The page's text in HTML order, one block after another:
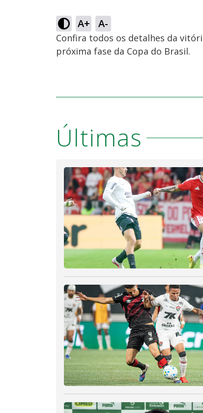
A+ A-
Confira todos os detalhes da
próxima fase da Copa do Brasil.
Últimas